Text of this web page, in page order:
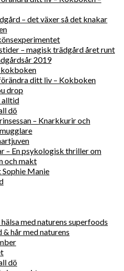
– det växer så det knakar
– magisk trädgård året runt
2019
ditt liv – Kokboken
drop
alltid
dö
– Knarkkurir och
– En psykologisk thriller om
och makt
Manie
med naturens superfoods
& hår med naturens
dö